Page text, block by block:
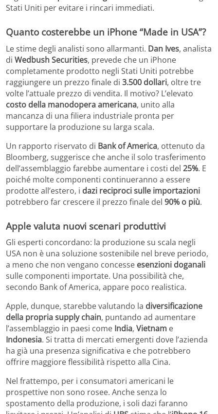
Stati Uniti per evitare i rincari immediati.
Quanto costerebbe un iPhone “Made in USA”?
Le stime degli analisti sono allarmanti. Dan Ives, analista
di Wedbush Securities, prevede che un iPhone
completamente prodotto negli Stati Uniti potrebbe
raggiungere un prezzo finale di 3.500 dollari, oltre tre
volte l’attuale prezzo di vendita. Il motivo? L’elevato
costo della manodopera americana, unito alla
mancanza di una filiera industriale pronta per
supportare la produzione su larga scala.
Un rapporto riservato di Bank of America, ottenuto da
Bloomberg, suggerisce che anche il solo trasferimento
dell’assemblaggio farebbe aumentare i costi del 25%. E
poiché molte componenti continueranno a essere
prodotte all’estero, i dazi reciproci sulle importazioni
potrebbero far crescere il prezzo finale del 90% o più.
Apple valuta nuovi scenari produttivi
Gli esperti concordano: la produzione su scala negli
USA non è una soluzione sostenibile nel breve periodo,
a meno che non vengano concesse esenzioni doganali
sulle componenti importate. Una possibilità che,
secondo Bank of America, appare poco realistica.
Apple, dunque, starebbe valutando la diversificazione
della propria supply chain, puntando ad aumentare
l’assemblaggio in paesi come India, Vietnam e
Indonesia. Si tratta di mercati emergenti dove l’azienda
ha già una presenza significativa e che potrebbero
offrire maggiore flessibilità rispetto alla Cina.
Nel frattempo, per i consumatori americani le
prospettive non sono rosee. Anche senza lo
spostamento della produzione, i soli dazi faranno